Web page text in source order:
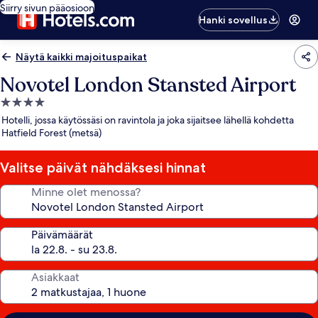
Siirry sivun pääosioon
Hanki sovellus
Näytä kaikki majoituspaikat
Novotel London Stansted Airport
4.0
tähden
majoituspaikka
Hotelli, jossa käytössäsi on ravintola ja joka sijaitsee lähellä kohdetta
Hatfield Forest (metsä)
Valitse päivät nähdäksesi hinnat
Minne olet menossa?
Päivämäärät
Asiakkaat